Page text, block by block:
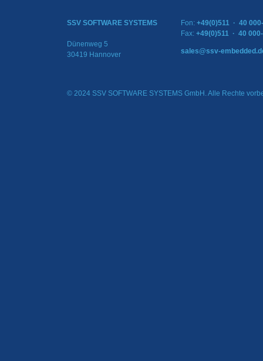
SSV SOFTWARE SYSTEMS
Dünenweg 5
30419 Hannover
Fon: +49(0)511 · 40
Fax: +49(0)511 · 40
sales@ssv-
© 2024 SSV SOFTWARE SYSTEMS GmbH. Alle Rechte